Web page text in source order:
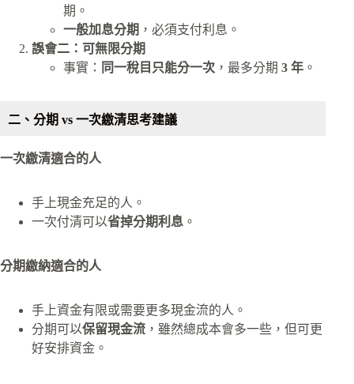
期。
一般加息分期 ，必須支付利息。
誤會二：可無限分期
事實：
同一稅目只能分一次 ，最多分期 3 年 。
二、分期 vs 一次繳清思考建議
一次繳清適合的人
手上現金充足的人。
一次付清可以省掉分期利息 。
分期繳納適合的人
手上資金有限或需要更多現金流的人。
分期可以保留現金流 ，雖然總成本會多一些，但可更
好安排資金。